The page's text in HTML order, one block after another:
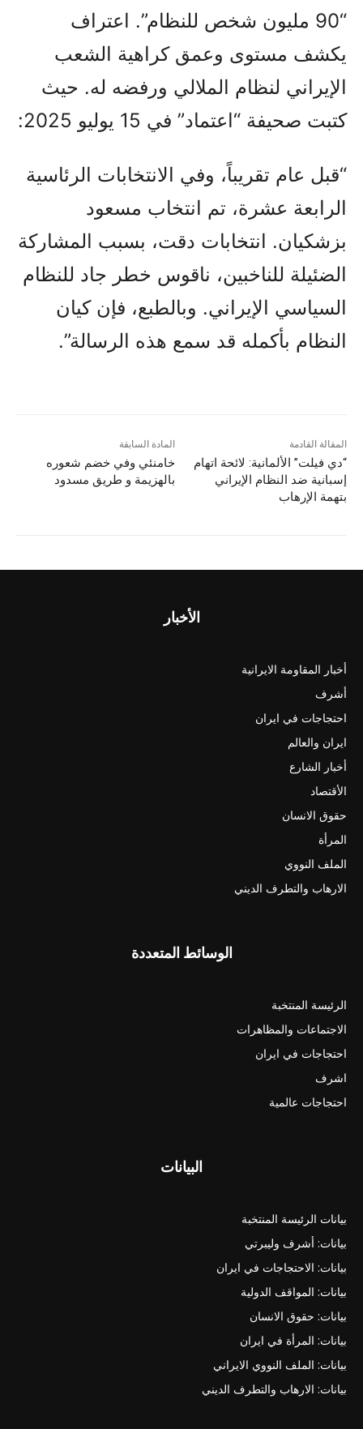
“90 مليون شخص للنظام”. اعتراف
يكشف مستوى وعمق كراهية الشعب
الإيراني لنظام الملالي ورفضه له. حيث
كتبت صحيفة “اعتماد” في 15 يوليو 2025:
“قبل عام تقريباً، وفي الانتخابات الرئاسية
الرابعة عشرة، تم انتخاب مسعود
بزشكيان. انتخابات دقت، بسبب المشاركة
الضئيلة للناخبين، ناقوس خطر جاد للنظام
السياسي الإيراني. وبالطبع، فإن كيان
النظام بأكمله قد سمع هذه الرسالة”.
المادة السابقة
خامنئي وفي خضم شعوره
بالهزيمة و طريق مسدود
المقالة القادمة
“دي فيلت” الألمانية: لائحة اتهام
إسبانية ضد النظام الإيراني
بتهمة الإرهاب
الأخبار
أخبار المقاومة الايرانية
أشرف
احتجاجات في ايران
ايران والعالم
أخبار الشارع
الأقتصاد
حقوق الانسان
المرأة
الملف النووي
الارهاب والتطرف الديني
الوسائط المتعددة
الرئيسة المنتخبة
الاجتماعات والمظاهرات
احتجاجات في ايران
اشرف
احتجاجات عالمية
البيانات
بيانات الرئيسة المنتخبة
بيانات: أشرف وليبرتي
بيانات: الاحتجاجات في ايران
بيانات: المواقف الدولية
بيانات: حقوق الانسان
بيانات: المرأة في ايران
بيانات: الملف النووي الايراني
بيانات: الارهاب والتطرف الديني